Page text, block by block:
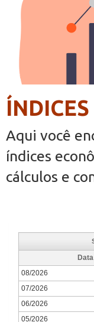
Aqui você
índices
cálculos e
Data
08/2026
07/2026
06/2026
05/2026